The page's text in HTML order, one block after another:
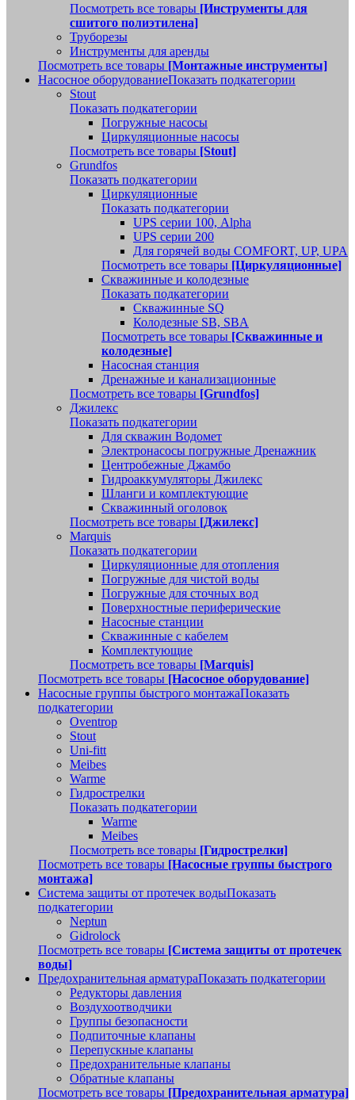
Посмотреть все товары [Инструменты для
сшитого полиэтилена]
Труборезы
Инструменты для аренды
Посмотреть все товары [Монтажные инструменты]
Насосное оборудованиеПоказать подкатегории
Stout
Показать подкатегории
Погружные насосы
Циркуляционные насосы
Посмотреть все товары [Stout]
Grundfos
Показать подкатегории
Циркуляционные
Показать подкатегории
UPS серии 100, Alpha
UPS серии 200
Для горячей воды COMFORT, UP, UPA
Посмотреть все товары [Циркуляционные]
Скважинные и колодезные
Показать подкатегории
Скважинные SQ
Колодезные SB, SBA
Посмотреть все товары [Скважинные и
колодезные]
Насосная станция
Дренажные и канализационные
Посмотреть все товары [Grundfos]
Джилекс
Показать подкатегории
Для скважин Водомет
Электронасосы погружные Дренажник
Центробежные Джамбо
Гидроаккумуляторы Джилекс
Шланги и комплектующие
Скважинный оголовок
Посмотреть все товары [Джилекс]
Marquis
Показать подкатегории
Циркуляционные для отопления
Погружные для чистой воды
Погружные для сточных вод
Поверхностные периферические
Насосные станции
Скважинные с кабелем
Комплектующие
Посмотреть все товары [Marquis]
Посмотреть все товары [Насосное оборудование]
Насосные группы быстрого монтажаПоказать
подкатегории
Oventrop
Stout
Uni-fitt
Meibes
Warme
Гидрострелки
Показать подкатегории
Warme
Meibes
Посмотреть все товары [Гидрострелки]
Посмотреть все товары [Насосные группы быстрого
монтажа]
Система защиты от протечек водыПоказать
подкатегории
Neptun
Gidrolock
Посмотреть все товары [Система защиты от протечек
воды]
Предохранительная арматураПоказать подкатегории
Редукторы давления
Воздухоотводчики
Группы безопасности
Подпиточные клапаны
Перепускные клапаны
Предохранительные клапаны
Обратные клапаны
Посмотреть все товары [Предохранительная арматура]